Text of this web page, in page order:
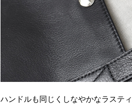
ハンドルも同じくしなやかなラステ